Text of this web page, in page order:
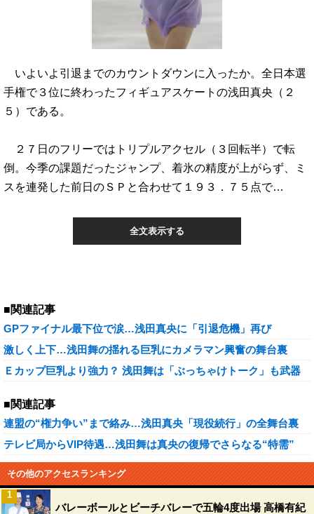
いよいよ引退までのカウントダウンに入ったか。全日本選
手権で３位に終わったフィギュアスケートの浅田真央（２
５）である。
２７日のフリーではトリプルアクセル（３回転半）で転
倒。今季の課題だったジャンプ、着氷の精度が上がらず、ミ
スを連発した前日のＳＰと合わせて１９３．７５点で…
全文表示する
■関連記事
GPファイナル最下位で涙…浅田真央に「引退危機」再び
激しく上下…浅田舞の揺れる巨乳にカメラマン興奮の舞台裏
Ｅカップ巨乳より強力？ 浅田舞は「ぶっちゃけトーク」も武器
■関連記事
連盟の“権力争い”まで絡み…浅田真央「現役続行」の全舞台裏
テレビ局からVIP待遇…浅田舞は真央の復帰でさらなる“特需”
その他のアクセスランキング
バレーボールとビーチバレーで五輪4度出場 高橋有紀
1